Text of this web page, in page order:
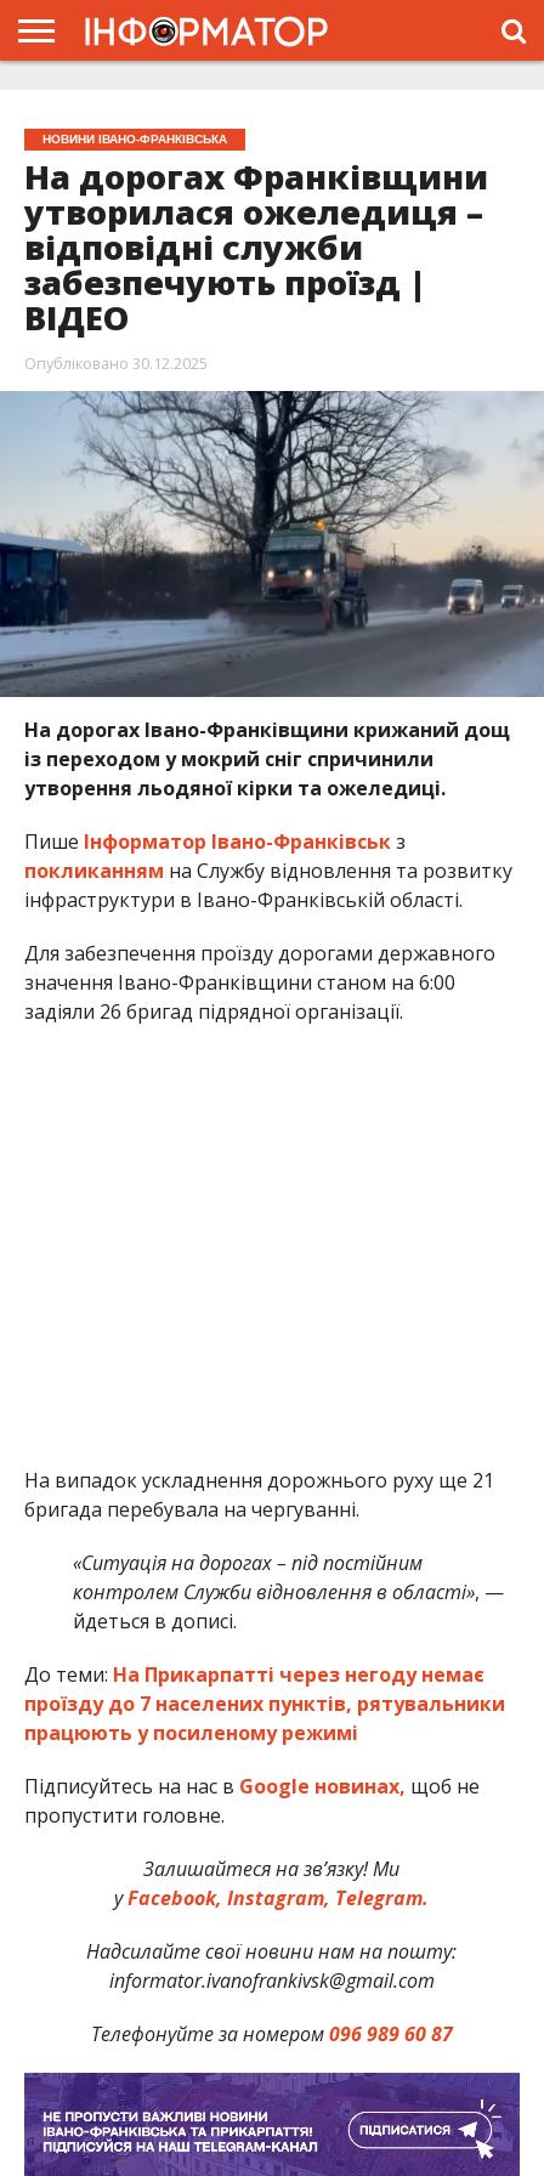
НОВИНИ ІВАНО-ФРАНКІВСЬКА
На дорогах Франківщини
утворилася ожеледиця –
відповідні служби
забезпечують проїзд |
ВІДЕО
Опубліковано 30.12.2025
На дорогах Івано-Франківщини крижаний дощ
із переходом у мокрий сніг спричинили
утворення льодяної кірки та ожеледиці.
Пише Інформатор Івано-Франківськз
покликанням на Службу відновлення та розвитку
інфраструктури в Івано-Франківській області.
Для забезпечення проїзду дорогами державного
значення Івано-Франківщини станом на 6:00
задіяли 26 бригад підрядної організації.
На випадок ускладнення дорожнього руху ще 21
бригада перебувала на чергуванні.
«Ситуація на дорогах – під постійним
контролем Служби відновлення в області», —
йдеться в дописі.
До теми: На Прикарпатті через негоду немає
проїзду до 7 населених пунктів, рятувальники
працюють у посиленому режимі
Підписуйтесь на нас в Google новинах, щоб не
пропустити головне.
Залишайтеся на зв’язку! Ми
уFacebook, Instagram, Telegram.
Надсилайте свої новини нам на пошту:
informator.ivanofrankivsk@gmail.com
Телефонуйте за номером096 989 60 87